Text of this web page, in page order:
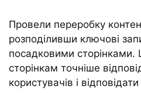
Провели переробку
розподіливши ключові
посадковими сторінками.
сторінкам точніше
користувачів і